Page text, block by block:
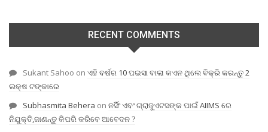
RECENT COMMENTS
Sukant Sahoo on ଏହି ବର୍ଷର 10 ପଇସା ବାଲା କଏନ ଥିଲେ ବିକ୍ରି କରନ୍ତୁ 2
ଲକ୍ଷ ଟଙ୍କାରେ
Subhasmita Behera on ନର୍ସିଂ ଏବଂ ଗ୍ରାଜୁଏଟସଙ୍କ ପାଇଁ AIIMS ରେ
ନିଯୁକ୍ତି,ଜାଣନ୍ତୁ କିପରି କରିବେ ଆବେଦନ ?